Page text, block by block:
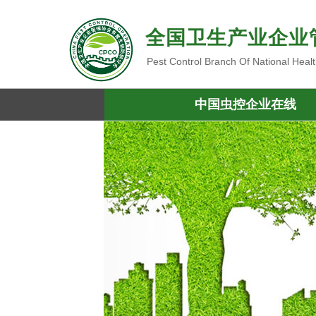
全国卫生产业企
Pest Control Branch Of National
中国虫控企业在线